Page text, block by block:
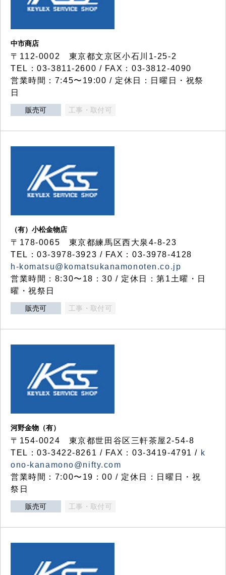
中市商店
〒112-0002 東京都文京区小石川1-25-2
TEL：03-3811-2600 / FAX：03-3812-4090
営業時間：7:45〜19:00 / 定休日：日曜日・祝祭
日
販売可 工事・取付可
（有）小松金物店
〒178-0065 東京都練馬区西大泉4-8-23
TEL：03-3978-3923 / FAX：03-3978-4128
h-komatsu@komatsukanamonoten.co.jp
営業時間：8:30〜18：30 / 定休日：第1土曜・日
曜・祝祭日
販売可 工事・取付可
河野金物（有）
〒154-0024 東京都世田谷区三軒茶屋2-54-8
TEL：03-3422-8261 / FAX：03-3419-4791 / k
ono-kanamono@nifty.com
営業時間：7:00〜19：00 / 定休日：日曜日・祝
祭日
販売可 工事・取付可